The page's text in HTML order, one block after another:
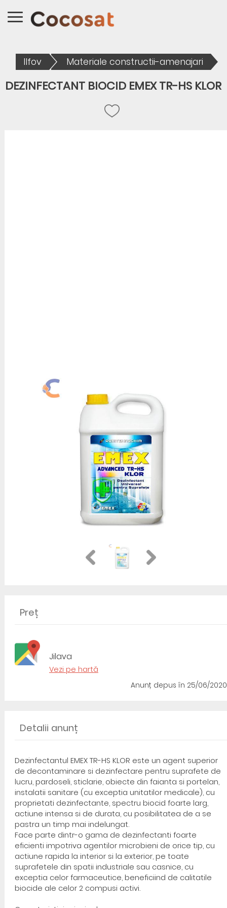
Ilfov Materiale constructii-amenajari
DEZINFECTANT BIOCID EMEX TR-HS KLOR
Preț
Jilava
Vezi pe hartă
Anunț depus în 25/06/2020
Detalii anunț
Dezinfectantul EMEX TR-HS KLOR este un agent superior
de decontaminare si dezinfectare pentru suprafete de
lucru, pardoseli, sticlarie, obiecte din faianta si portelan,
instalatii sanitare (cu exceptia unitatilor medicale), cu
proprietati dezinfectante, spectru biocid foarte larg,
actiune intensa si de durata, cu posibilitatea de a se
pastra un timp mai indelungat.
Face parte dintr-o gama de dezinfectanti foarte
eficienti impotriva agentilor microbieni de orice tip, cu
actiune rapida la interior si la exterior, pe toate
suprafetele din spatii industriale sau casnice, cu
exceptia celor farmaceutice, beneficiind de calitatile
biocide ale celor 2 compusi activi.